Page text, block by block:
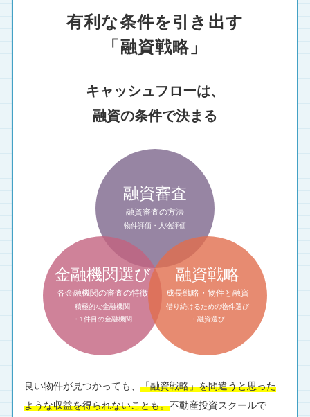
有利な条件を引き出す
「融資戦略」
キャッシュフローは、
融資の条件で決まる
良い物件が見つかっても、「融資戦略」を間違うと思った
ような収益を得られないことも。不動産投資スクールで
融資審査
融資審査の方法
物件評価・人物評価
金融機関選び
各金融機関の審査の特徴
積極的な金融機関
・1件目の金融機関
融資戦略
成長戦略・物件と融資
借り続けるための物件選び
・融資選び